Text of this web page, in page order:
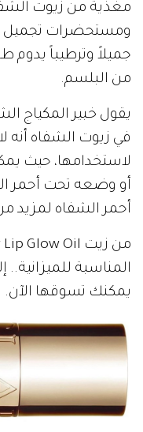
مغذية من زيوت
ومستحضرات تجميل
جميلاً وترطيباً يدوم
من البلسم.
يقول خبير المكياج
في زيوت الشفاه أنه
لاستخدامها، حيث
أو وضعه تحت أحمر
أحمر الشفاه لمزيد
المناسبة
يمكنك تسوقها الآن.